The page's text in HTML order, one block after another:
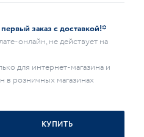
заказ с доставкой!*
онлайн, не действует на
для интернет-магазина и
в розничных магазинах
КУПИТЬ